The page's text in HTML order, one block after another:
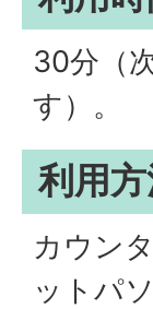
30分（
す）。
利用
カウン
ットパ